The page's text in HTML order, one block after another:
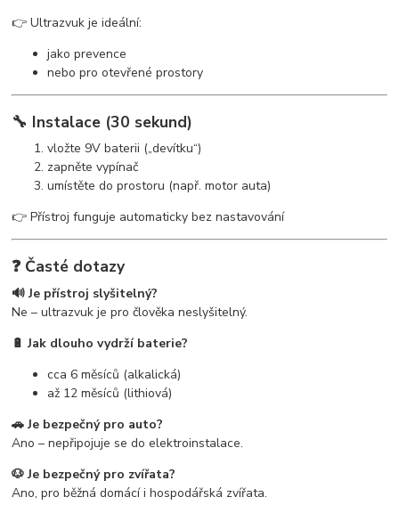
👉 Ultrazvuk je ideální:
jako prevence
nebo pro otevřené prostory
🔧 Instalace (30 sekund)
vložte 9V baterii („devítku“)
zapněte vypínač
umístěte do prostoru (např. motor auta)
👉 Přístroj funguje automaticky bez nastavování
❓ Časté dotazy
🔊 Je přístroj slyšitelný?
Ne – ultrazvuk je pro člověka neslyšitelný.
🔋 Jak dlouho vydrží baterie?
cca 6 měsíců (alkalická)
až 12 měsíců (lithiová)
🚗 Je bezpečný pro auto?
Ano – nepřipojuje se do elektroinstalace.
🐶 Je bezpečný pro zvířata?
Ano, pro běžná domácí i hospodářská zvířata.